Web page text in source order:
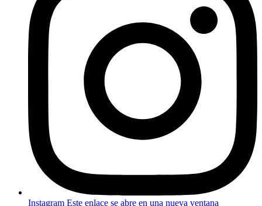
Instagram Este enlace se abre en una nueva ventana